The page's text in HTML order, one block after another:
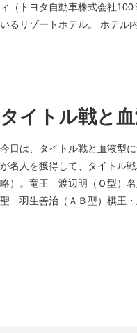
ィ（トヨタ自動車株式会社
いるリゾートホテル。 ホテル
タイトル戦と
今日は、タイトル戦と血液型
が名人を獲得して、タイトル
略）。竜王 渡辺明（Ｏ型）
聖 羽生善治（ＡＢ型）棋王